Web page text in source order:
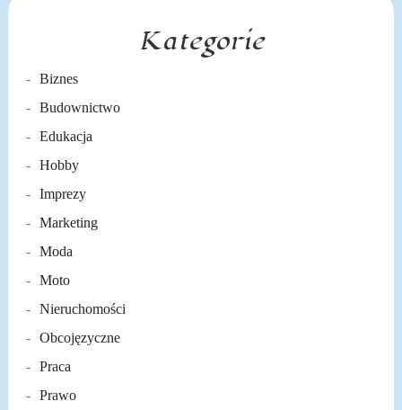
Kategorie
Biznes
Budownictwo
Edukacja
Hobby
Imprezy
Marketing
Moda
Moto
Nieruchomości
Obcojęzyczne
Praca
Prawo